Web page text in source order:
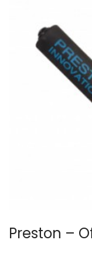
Preston –